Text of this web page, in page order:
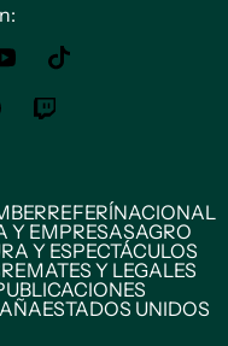
REFERÍNACIONAL
Y EMPRESASAGRO
Y ESPECTÁCULOS
REMATES Y LEGALES
ESTADOS UNIDOS